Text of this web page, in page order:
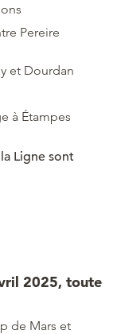
Pereire
et Dourdan
à Étampes
Ligne sont
2025, toute
de Mars et